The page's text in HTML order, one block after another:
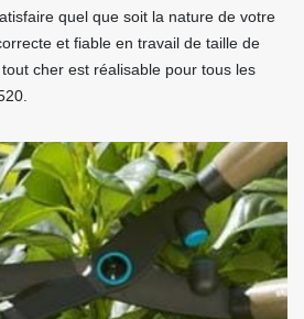
quel que soit la nature de votre
et fiable en travail de taille de
cher est réalisable pour tous les